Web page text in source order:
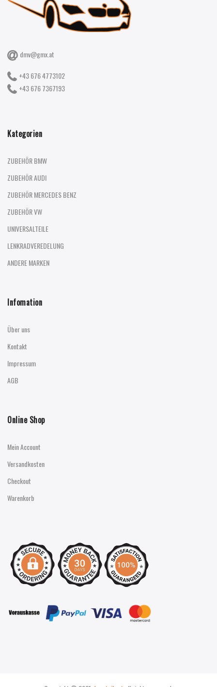
dmv@gmx.at
+43 676 4773102
+43 676 7367193
Kategorien
ZUBEHÖR BMW
ZUBEHÖR AUDI
ZUBEHÖR MERCEDES BENZ
ZUBEHÖR VW
UNIVERSALTEILE
LENKRADVEREDELUNG
ANDERE MARKEN
Infomation
Über uns
Kontakt
Impressum
AGB
Online Shop
Mein Account
Versandkosten
Checkout
Warenkorb